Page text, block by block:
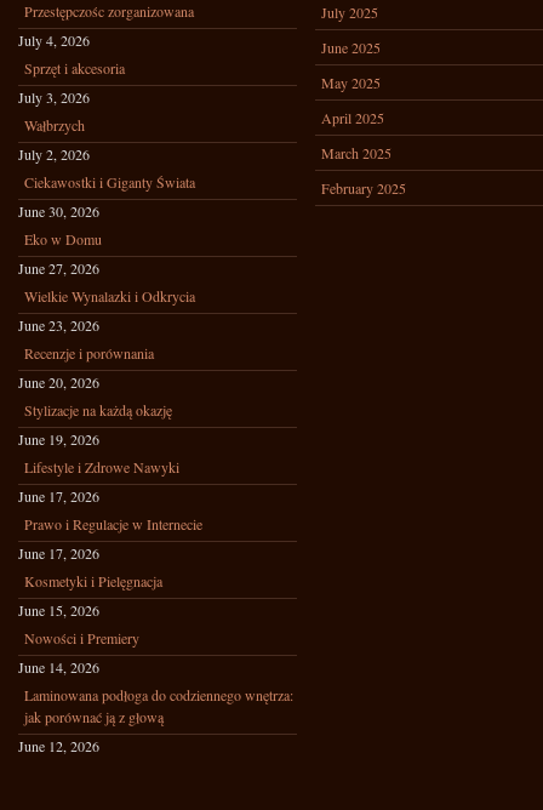
Przestępczośc zorganizowana
July 4, 2026
Sprzęt i akcesoria
July 3, 2026
Wałbrzych
July 2, 2026
Ciekawostki i Giganty Świata
June 30, 2026
Eko w Domu
June 27, 2026
Wielkie Wynalazki i Odkrycia
June 23, 2026
Recenzje i porównania
June 20, 2026
Stylizacje na każdą okazję
June 19, 2026
Lifestyle i Zdrowe Nawyki
June 17, 2026
Prawo i Regulacje w Internecie
June 17, 2026
Kosmetyki i Pielęgnacja
June 15, 2026
Nowości i Premiery
June 14, 2026
Laminowana podłoga do codziennego wnętrza:
jak porównać ją z głową
June 12, 2026
July 2025
June 2025
May 2025
April 2025
March 2025
February 2025